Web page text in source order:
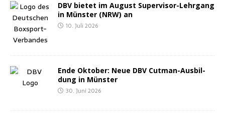
DBV bie­tet im August Super­vi­sor-Lehr­gang
in Müns­ter (NRW) an
10. Juli 2026
Ende Okto­ber: Neue DBV Cut­man-Aus­bil­
dung in Münster
30. Juni 2026